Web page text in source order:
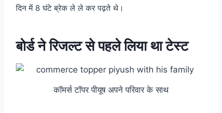
दिन में 8 घंटे ब्रेक ले ले कर पढ़ते थे।
बोर्ड ने रिजल्ट से पहले लिया था टेस्ट
कॉमर्स टॉपर पीयूष अपने परिवार के साथ